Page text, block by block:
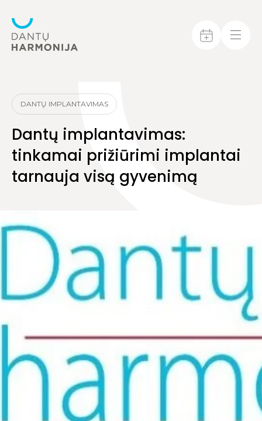
DANTŲ IMPLANTAVIMAS
Dantų implantavimas:
tinkamai prižiūrimi implantai
tarnauja visą gyvenimą